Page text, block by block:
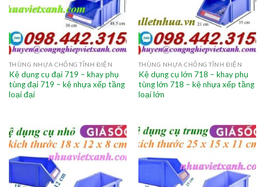
THÙNG NHỰA CHỐNG TĨNH ĐIỆN
Kệ dụng cụ đại 719 – khay phụ
tùng đại 719 – kệ nhựa xếp tầng
loại đại
THÙNG NHỰA CHỐNG TĨNH ĐIỆN
Kệ dụng cụ lớn 718 – khay phụ
tùng lớn 718 – kệ nhựa xếp tầng
loại lớn